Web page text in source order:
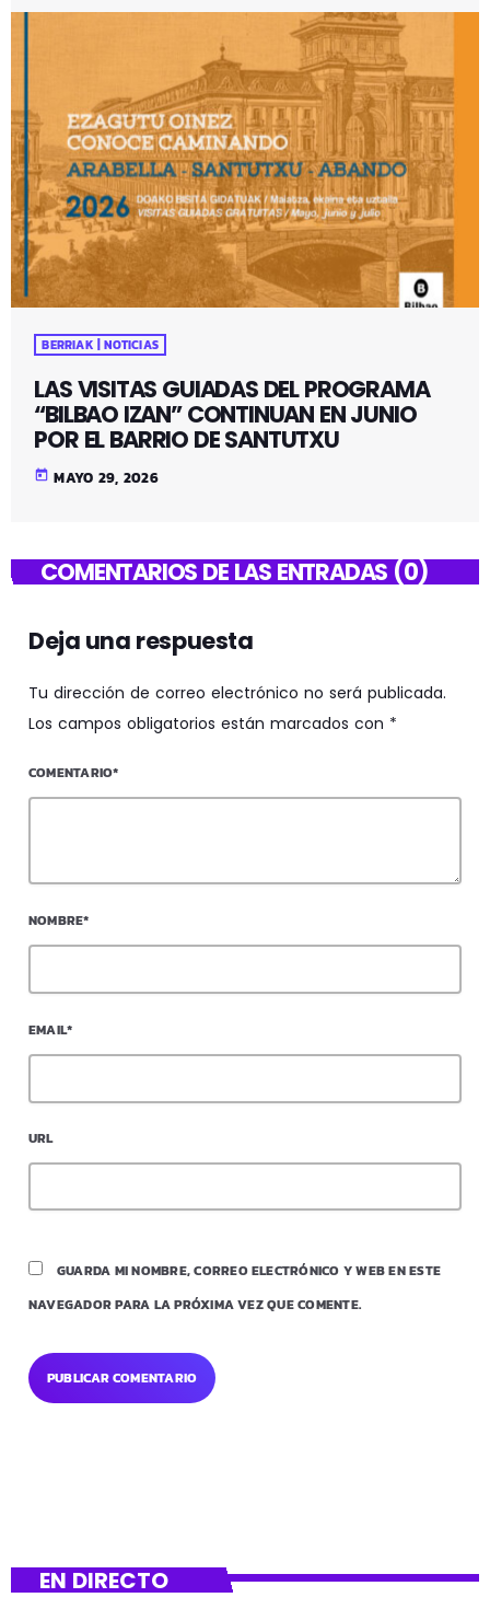
BERRIAK | NOTICIAS
LAS VISITAS GUIADAS DEL PROGRAMA
“BILBAO IZAN” CONTINUAN EN JUNIO
POR EL BARRIO DE SANTUTXU
today MAYO 29, 2026
COMENTARIOS DE LAS ENTRADAS (0)
Deja una respuesta
Tu dirección de correo electrónico no será publicada.
Los campos obligatorios están marcados con *
COMENTARIO*
NOMBRE*
EMAIL*
URL
GUARDA MI NOMBRE, CORREO ELECTRÓNICO Y WEB EN ESTE
NAVEGADOR PARA LA PRÓXIMA VEZ QUE COMENTE.
EN DIRECTO